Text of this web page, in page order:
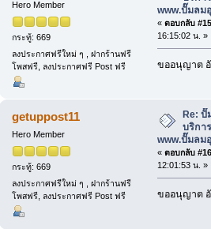
Hero Member
กระทู้: 669
ลงประกาศฟรีใหม่ ๆ , ฝากร้านฟรี
โพสฟรี, ลงประกาศฟรี Post ฟรี
www.ปั๊มลม
« ตอบกลับ
16:15:02 น. »
ขออนุญาต
getuppost11
Hero Member
กระทู้: 669
ลงประกาศฟรีใหม่ ๆ , ฝากร้านฟรี
โพสฟรี, ลงประกาศฟรี Post ฟรี
Re:
บริกา
www.ปั๊มลม
« ตอบกลับ
12:01:53 น. »
ขออนุญาต